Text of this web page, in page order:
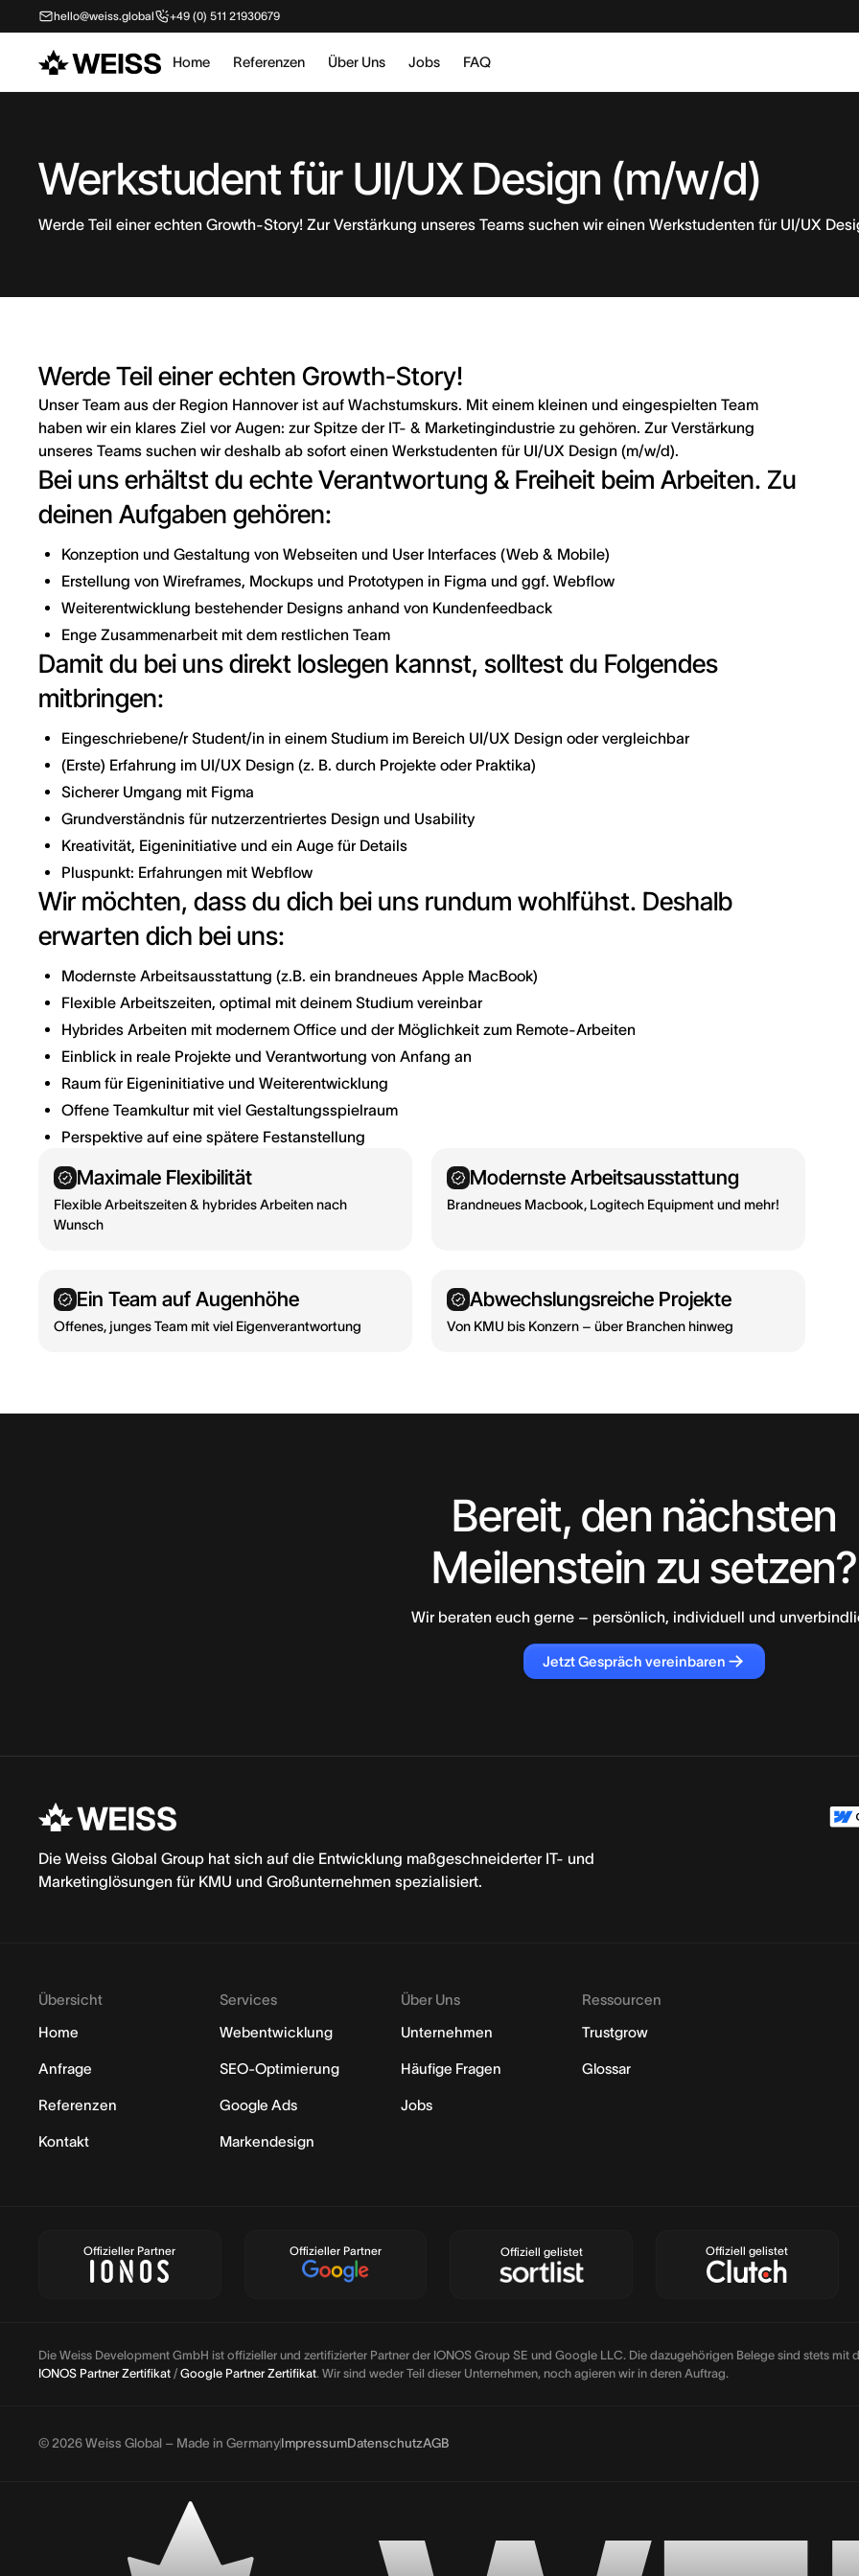
hello@weiss.global +49 (0) 511 21930679
Home Referenzen Über Uns Jobs FAQ
Werkstudent für UI/UX Design (m/w/d)
Werde Teil einer echten Growth-Story! Zur Verstärkung unseres Teams suchen wir einen Werkstudenten für UI/UX
Werde Teil einer echten Growth-Story!
Unser Team aus der Region Hannover ist auf Wachstumskurs. Mit einem kleinen und eingespielten Team
haben wir ein klares Ziel vor Augen: zur Spitze der IT- & Marketingindustrie zu gehören. Zur Verstärkung
unseres Teams suchen wir deshalb ab sofort einen Werkstudenten für UI/UX Design (m/w/d).
Bei uns erhältst du echte Verantwortung & Freiheit beim Arbeiten. Zu
deinen Aufgaben gehören:
Konzeption und Gestaltung von Webseiten und User Interfaces (Web & Mobile)
Erstellung von Wireframes, Mockups und Prototypen in Figma und ggf. Webflow
Weiterentwicklung bestehender Designs anhand von Kundenfeedback
Enge Zusammenarbeit mit dem restlichen Team
Damit du bei uns direkt loslegen kannst, solltest du Folgendes
mitbringen:
Eingeschriebene/r Student/in in einem Studium im Bereich UI/UX Design oder vergleichbar
(Erste) Erfahrung im UI/UX Design (z. B. durch Projekte oder Praktika)
Sicherer Umgang mit Figma
Grundverständnis für nutzerzentriertes Design und Usability
Kreativität, Eigeninitiative und ein Auge für Details
Pluspunkt: Erfahrungen mit Webflow
Wir möchten, dass du dich bei uns rundum wohlfühst. Deshalb
erwarten dich bei uns:
Modernste Arbeitsausstattung (z.B. ein brandneues Apple MacBook)
Flexible Arbeitszeiten, optimal mit deinem Studium vereinbar
Hybrides Arbeiten mit modernem Office und der Möglichkeit zum Remote-Arbeiten
Einblick in reale Projekte und Verantwortung von Anfang an
Raum für Eigeninitiative und Weiterentwicklung
Offene Teamkultur mit viel Gestaltungsspielraum
Perspektive auf eine spätere Festanstellung
Maximale Flexibilität
Flexible Arbeitszeiten & hybrides Arbeiten nach
Wunsch
Modernste Arbeitsausstattung
Brandneues Macbook, Logitech Equipment und mehr!
Ein Team auf Augenhöhe
Offenes, junges Team mit viel Eigenverantwortung
Abwechslungsreiche Projekte
Von KMU bis Konzern – über Branchen hinweg
Bereit, den nächsten
Meilenstein zu setzen?
Wir beraten euch gerne – persönlich, individuell und
Jetzt Gespräch vereinbaren
Jetzt
Die Weiss Global Group hat sich auf die Entwicklung maßgeschneiderter IT- und
Marketinglösungen für KMU und Großunternehmen spezialisiert.
Übersicht
Home
Anfrage
Referenzen
Kontakt
Services
Webentwicklung
SEO-Optimierung
Google Ads
Markendesign
Über Uns
Unternehmen
Häufige Fragen
Jobs
Ressourcen
Trustgrow
Glossar
Offizieller Partner Offizieller Partner Offiziell gelistet Offiziell gelistet
Die Weiss Development GmbH ist offizieller und zertifizierter Partner der IONOS Group SE und Google LLC. Die dazugehörigen Belege sind stets
IONOS Partner Zertifikat / Google Partner Zertifikat. Wir sind weder Teil dieser Unternehmen, noch agieren wir in deren Auftrag.
© 2026 Weiss Global – Made in GermanyImpressumDatenschutzAGB